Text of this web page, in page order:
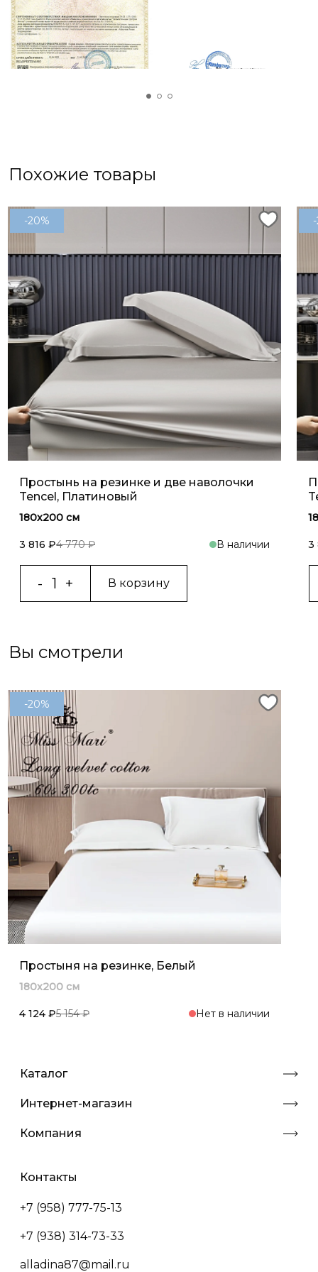
мамы или бабушки. Яркие и живые цвета, а
также приятная на ощупь ткань не оставят
равнодушными ваших близких. В дополнение к
простыне можно выбрать набор наволочек
комплект для спальни.
Похожие товары
-20%
Простынь на резинке и две наволочки
Tencel, Платиновый
180x200 см
3 816 ₽4 770 ₽ В наличии
В корзину
3
Вы смотрели
-20%
Простыня на резинке, Белый
180x200 см
4 124 ₽5 154 ₽ Нет в наличии
Каталог
Интернет-магазин
Компания
Контакты
+7 (958) 777-75-13
+7 (938) 314-73-33
alladina87@mail.ru